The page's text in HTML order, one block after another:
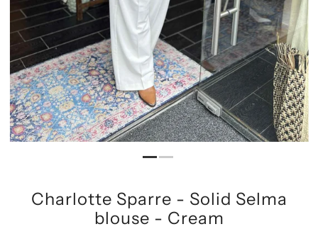
Charlotte Sparre - Solid Selma
blouse - Cream